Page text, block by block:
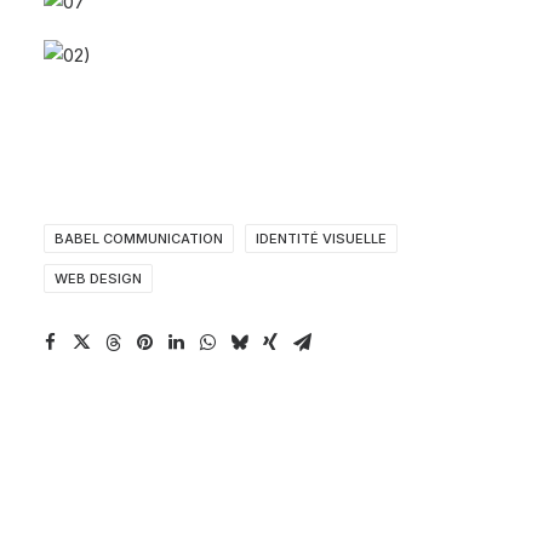
BABEL COMMUNICATION IDENTITÉ VISUELLE
WEB DESIGN